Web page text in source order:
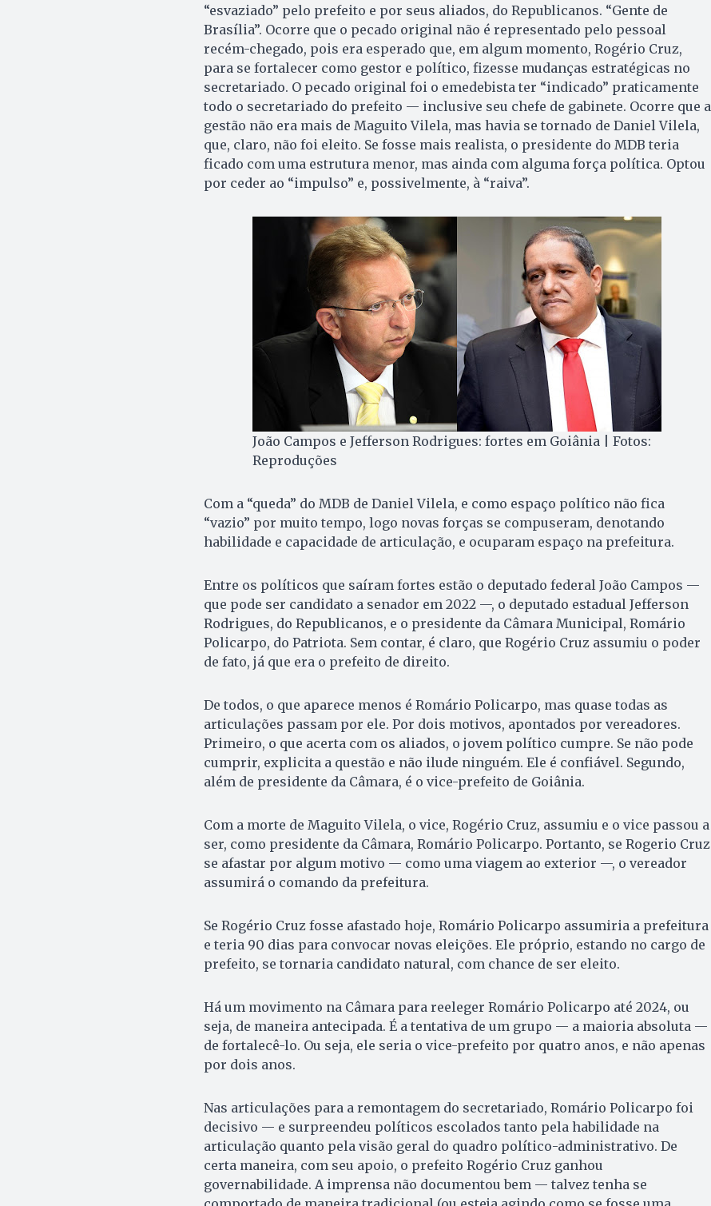
“esvaziado” pelo prefeito e por seus aliados, do Republicanos. “Gente de
Brasília”. Ocorre que o pecado original não é representado pelo pessoal
recém-chegado, pois era esperado que, em algum momento, Rogério Cruz,
para se fortalecer como gestor e político, fizesse mudanças estratégicas no
secretariado. O pecado original foi o emedebista ter “indicado” praticamente
todo o secretariado do prefeito — inclusive seu chefe de gabinete. Ocorre que a
gestão não era mais de Maguito Vilela, mas havia se tornado de Daniel Vilela,
que, claro, não foi eleito. Se fosse mais realista, o presidente do MDB teria
ficado com uma estrutura menor, mas ainda com alguma força política. Optou
por ceder ao “impulso” e, possivelmente, à “raiva”.
João Campos e Jefferson Rodrigues: fortes em Goiânia | Fotos:
Reproduções
Com a “queda” do MDB de Daniel Vilela, e como espaço político não fica
“vazio” por muito tempo, logo novas forças se compuseram, denotando
habilidade e capacidade de articulação, e ocuparam espaço na prefeitura.
Entre os políticos que saíram fortes estão o deputado federal João Campos —
que pode ser candidato a senador em 2022 —, o deputado estadual Jefferson
Rodrigues, do Republicanos, e o presidente da Câmara Municipal, Romário
Policarpo, do Patriota. Sem contar, é claro, que Rogério Cruz assumiu o poder
de fato, já que era o prefeito de direito.
De todos, o que aparece menos é Romário Policarpo, mas quase todas as
articulações passam por ele. Por dois motivos, apontados por vereadores.
Primeiro, o que acerta com os aliados, o jovem político cumpre. Se não pode
cumprir, explicita a questão e não ilude ninguém. Ele é confiável. Segundo,
além de presidente da Câmara, é o vice-prefeito de Goiânia.
Com a morte de Maguito Vilela, o vice, Rogério Cruz, assumiu e o vice passou a
ser, como presidente da Câmara, Romário Policarpo. Portanto, se Rogerio Cruz
se afastar por algum motivo — como uma viagem ao exterior —, o vereador
assumirá o comando da prefeitura.
Se Rogério Cruz fosse afastado hoje, Romário Policarpo assumiria a prefeitura
e teria 90 dias para convocar novas eleições. Ele próprio, estando no cargo de
prefeito, se tornaria candidato natural, com chance de ser eleito.
Há um movimento na Câmara para reeleger Romário Policarpo até 2024, ou
seja, de maneira antecipada. É a tentativa de um grupo — a maioria absoluta —
de fortalecê-lo. Ou seja, ele seria o vice-prefeito por quatro anos, e não apenas
por dois anos.
Nas articulações para a remontagem do secretariado, Romário Policarpo foi
decisivo — e surpreendeu políticos escolados tanto pela habilidade na
articulação quanto pela visão geral do quadro político-administrativo. De
certa maneira, com seu apoio, o prefeito Rogério Cruz ganhou
governabilidade. A imprensa não documentou bem — talvez tenha se